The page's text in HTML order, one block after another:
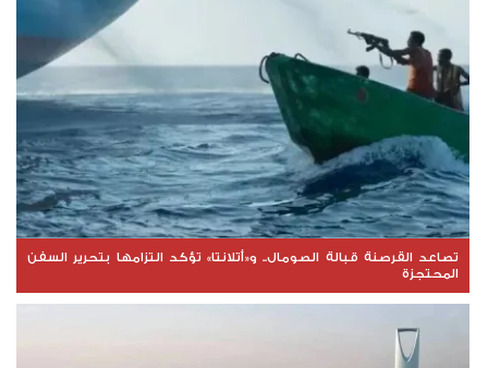
تصاعد القرصنة قبالة الصومال.. و«أتلانتا» تؤكد التزامها بتحرير السفن
المحتجزة